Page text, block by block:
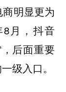
明显更为
8月，抖音
后面重要
级入口。